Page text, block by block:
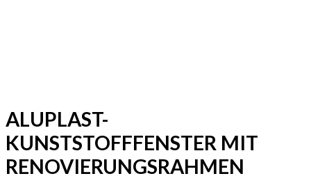
ALUPLAST-
KUNSTSTOFFFENSTER MIT
RENOVIERUNGSRAHMEN